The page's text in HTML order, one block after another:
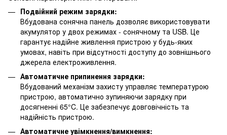
Подвійний режим зарядки:
Вбудована сонячна панель дозволяє використовувати
акумулятор у двох режимах - сонячному та USB. Це
гарантує надійне живлення пристрою у будь-яких
умовах, навіть при відсутності доступу до зовнішнього
джерела електроживлення.
Автоматичне припинення зарядки:
Вбудований механізм захисту управляє температурою
пристрою, автоматично зупиняючи зарядку при
досягненні 65°C. Це забезпечує довговічність та
надійність пристрою.
Автоматичне увімкнення/вимкнення: